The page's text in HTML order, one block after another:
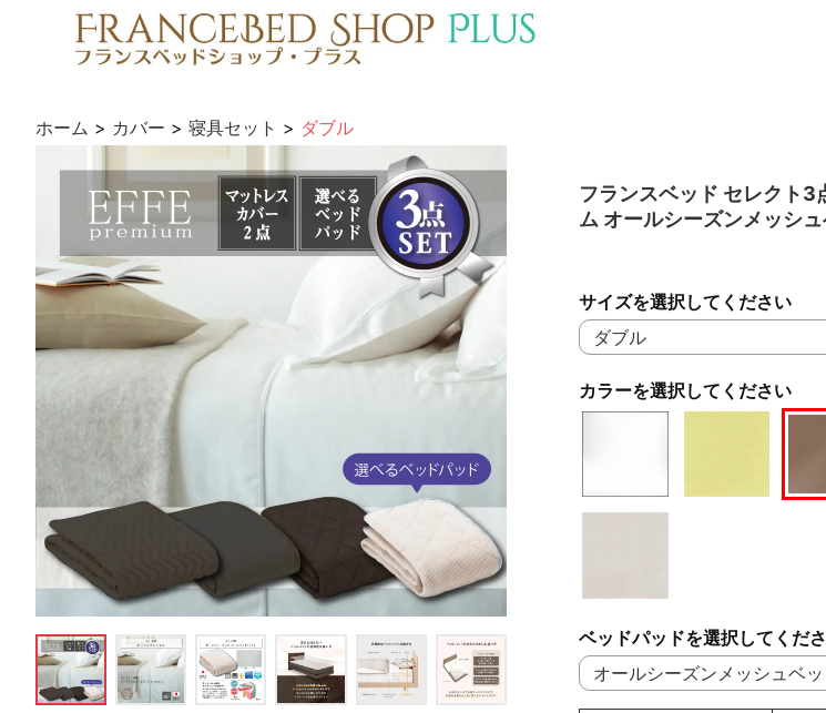
ホーム > カバー > 寝具セット > ダブル
フランスベッド セレクト3
ム オールシーズンメッシ
カラーを選択してください
サイズを選択してください
ベッドパッドを選択してくだ